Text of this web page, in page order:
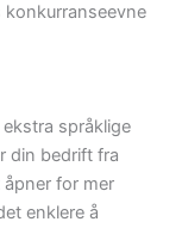
språklige
din bedrift fra
for mer
enklere å